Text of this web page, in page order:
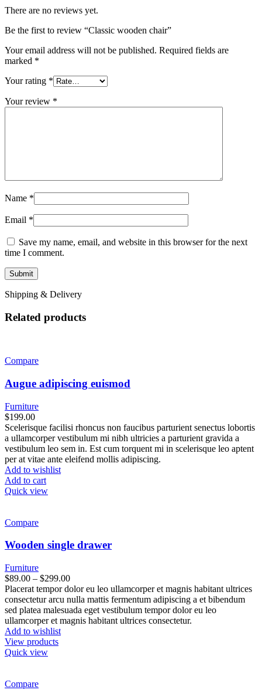
There are no reviews yet.
Be the first to review “Classic wooden chair”
Your email address will not be published. Required fields are
marked *
Your rating *
Your review *
Name *
Email *
Save my name, email, and website in this browser for the next
time I comment.
Shipping & Delivery
Related products
Compare
Augue adipiscing euismod
Furniture
$199.00
Scelerisque facilisi rhoncus non faucibus parturient senectus lobortis
a ullamcorper vestibulum mi nibh ultricies a parturient gravida a
vestibulum leo sem in. Est cum torquent mi in scelerisque leo aptent
per at vitae ante eleifend mollis adipiscing.
Add to wishlist
Add to cart
Quick view
Compare
Wooden single drawer
Furniture
$89.00 – $299.00
Placerat tempor dolor eu leo ullamcorper et magnis habitant ultrices
consectetur arcu nulla mattis fermentum adipiscing a et bibendum
sed platea malesuada eget vestibulum tempor dolor eu leo
ullamcorper et magnis habitant ultrices consectetur.
Add to wishlist
View products
Quick view
Compare